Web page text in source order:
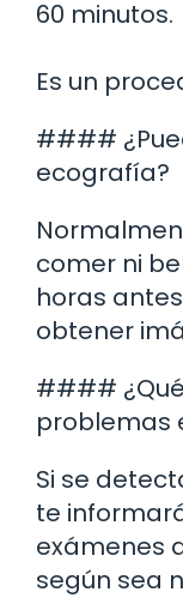
60 minutos.
Es un
####
ecografía?
comer ni
horas
obtener
####
problemas
Si se
te
exámenes
según sea